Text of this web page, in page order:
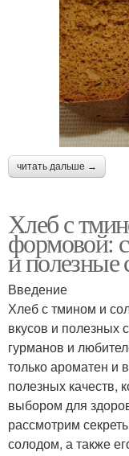
читать дальше →
Хлеб с
формовой:
и полезные
Введение
Хлеб с тмином и
вкусов и полезных
гурманов и
только ароматен и
полезных качеств,
выбором для
рассмотрим
солодом, а также